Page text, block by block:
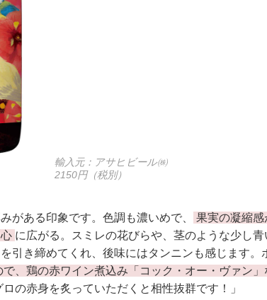
輸入元：アサヒビール㈱
2150円（税別）
がある印象です。色調も濃いめで、
果実の凝縮
に広がる。スミレの花びらや、茎のような少し
引き締めてくれ、後味にはタンニンも感じます。
、鶏の赤ワイン煮込み「コック・オー・ヴァン
の赤身を炙っていただくと相性抜群です！」